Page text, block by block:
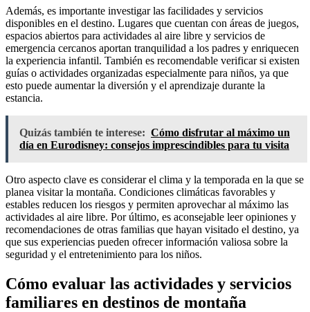
Además, es importante investigar las facilidades y servicios
disponibles en el destino. Lugares que cuentan con áreas de juegos,
espacios abiertos para actividades al aire libre y servicios de
emergencia cercanos aportan tranquilidad a los padres y enriquecen
la experiencia infantil. También es recomendable verificar si existen
guías o actividades organizadas especialmente para niños, ya que
esto puede aumentar la diversión y el aprendizaje durante la
estancia.
Quizás también te interese: Cómo disfrutar al máximo un
día en Eurodisney: consejos imprescindibles para tu visita
Otro aspecto clave es considerar el clima y la temporada en la que se
planea visitar la montaña. Condiciones climáticas favorables y
estables reducen los riesgos y permiten aprovechar al máximo las
actividades al aire libre. Por último, es aconsejable leer opiniones y
recomendaciones de otras familias que hayan visitado el destino, ya
que sus experiencias pueden ofrecer información valiosa sobre la
seguridad y el entretenimiento para los niños.
Cómo evaluar las actividades y servicios
familiares en destinos de montaña